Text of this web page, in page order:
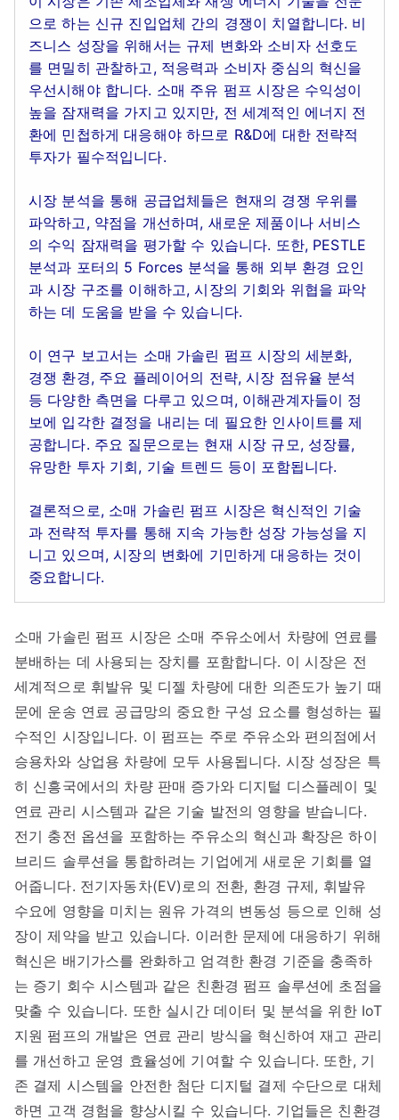
으로 하는 신규 진입업체 간의 경쟁이 치열합니다. 비
즈니스 성장을 위해서는 규제 변화와 소비자 선호도
를 면밀히 관찰하고, 적응력과 소비자 중심의 혁신을
우선시해야 합니다. 소매 주유 펌프 시장은 수익성이
높을 잠재력을 가지고 있지만, 전 세계적인 에너지 전
환에 민첩하게 대응해야 하므로 R&D에 대한 전략적
투자가 필수적입니다.
시장 분석을 통해 공급업체들은 현재의 경쟁 우위를
파악하고, 약점을 개선하며, 새로운 제품이나 서비스
의 수익 잠재력을 평가할 수 있습니다. 또한, PESTLE
분석과 포터의 5 Forces 분석을 통해 외부 환경 요인
과 시장 구조를 이해하고, 시장의 기회와 위협을 파악
하는 데 도움을 받을 수 있습니다.
이 연구 보고서는 소매 가솔린 펌프 시장의 세분화,
경쟁 환경, 주요 플레이어의 전략, 시장 점유율 분석
등 다양한 측면을 다루고 있으며, 이해관계자들이 정
보에 입각한 결정을 내리는 데 필요한 인사이트를 제
공합니다. 주요 질문으로는 현재 시장 규모, 성장률,
유망한 투자 기회, 기술 트렌드 등이 포함됩니다.
결론적으로, 소매 가솔린 펌프 시장은 혁신적인 기술
과 전략적 투자를 통해 지속 가능한 성장 가능성을 지
니고 있으며, 시장의 변화에 기민하게 대응하는 것이
중요합니다.
소매 가솔린 펌프 시장은 소매 주유소에서 차량에 연료를
분배하는 데 사용되는 장치를 포함합니다. 이 시장은 전
세계적으로 휘발유 및 디젤 차량에 대한 의존도가 높기 때
문에 운송 연료 공급망의 중요한 구성 요소를 형성하는 필
수적인 시장입니다. 이 펌프는 주로 주유소와 편의점에서
승용차와 상업용 차량에 모두 사용됩니다. 시장 성장은 특
히 신흥국에서의 차량 판매 증가와 디지털 디스플레이 및
연료 관리 시스템과 같은 기술 발전의 영향을 받습니다.
전기 충전 옵션을 포함하는 주유소의 혁신과 확장은 하이
브리드 솔루션을 통합하려는 기업에게 새로운 기회를 열
어줍니다. 전기자동차(EV)로의 전환, 환경 규제, 휘발유
수요에 영향을 미치는 원유 가격의 변동성 등으로 인해 성
장이 제약을 받고 있습니다. 이러한 문제에 대응하기 위해
혁신은 배기가스를 완화하고 엄격한 환경 기준을 충족하
는 증기 회수 시스템과 같은 친환경 펌프 솔루션에 초점을
맞출 수 있습니다. 또한 실시간 데이터 및 분석을 위한 IoT
지원 펌프의 개발은 연료 관리 방식을 혁신하여 재고 관리
를 개선하고 운영 효율성에 기여할 수 있습니다. 또한, 기
존 결제 시스템을 안전한 첨단 디지털 결제 수단으로 대체
하면 고객 경험을 향상시킬 수 있습니다. 기업들은 친환경